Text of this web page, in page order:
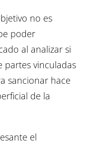
no es
poder
al analizar si
partes vinculadas
sancionar hace
de la
el